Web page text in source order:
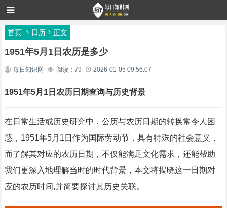
首页 日历 正文
1951年5月1日农历是多少
每日知识网 阅读：79 2026-01-05 09:56:07
1951年5月1日农历日期查询与历史背景
在日常生活或历史研究中，公历与农历日期的转换常令人困
惑，1951年5月1日作为国际劳动节，具有特殊的社会意义，
而了解其对应的农历日期，不仅能满足文化需求，还能帮助
我们更深入地理解当时的时代背景，本文将揭晓这一日期对
应的农历时间,并简要探讨其历史关联。